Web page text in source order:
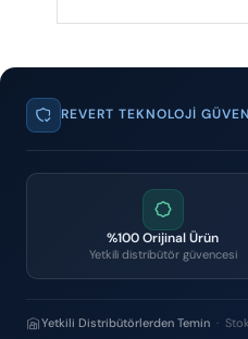
REVERT TEKNOLOJI
%100 Orijinal Ürün
Yetkili distribütör güvencesi
Yetkili Distribütörlerden Temin ·